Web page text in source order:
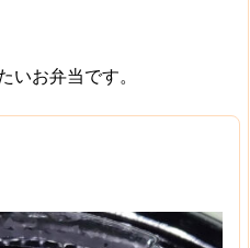
お弁当です。